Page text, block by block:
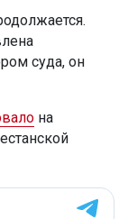
суда, он
на